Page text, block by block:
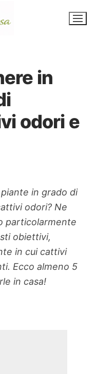
in
odori e
in grado di
odori? Ne
particolarmente
obiettivi,
in cui cattivi
Ecco almeno 5
in casa!